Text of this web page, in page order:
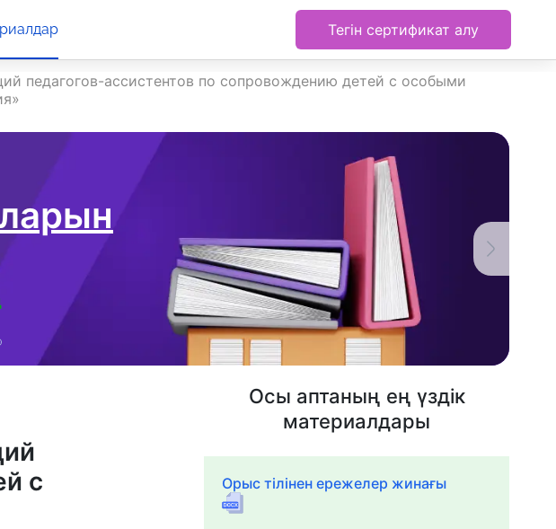
Тегін сертификат алу
педагогов-ассистентов по сопровождению детей с особыми
с
Осы аптаның ең үздік
материалдары
Орыс тілінен ережелер жинағы